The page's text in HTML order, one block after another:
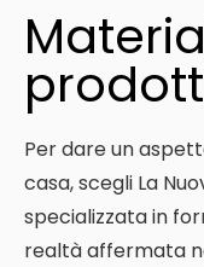
Per dare un
casa, scegli La
specializzata in
realtà affermata